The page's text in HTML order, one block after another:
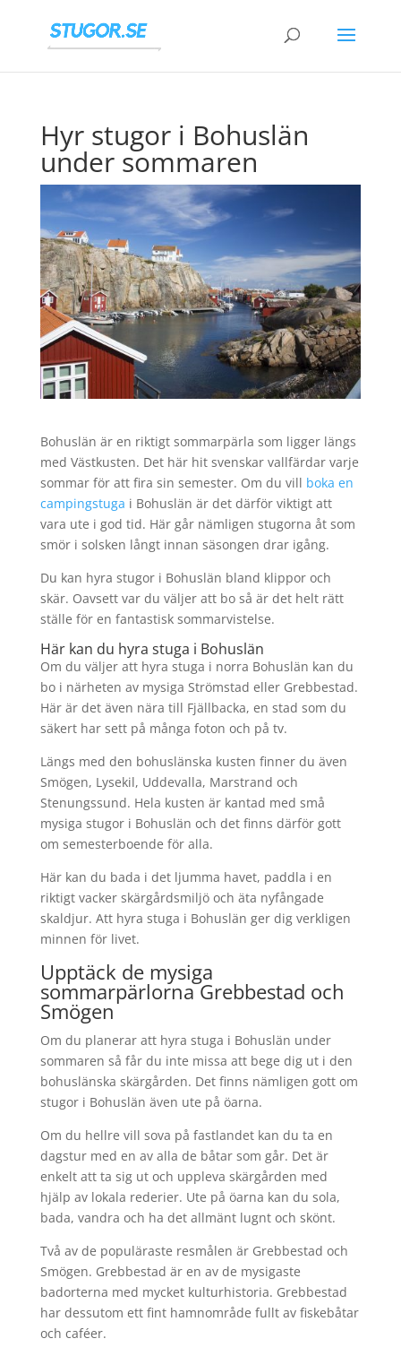
Hyr stugor i Bohuslän
under sommaren
Bohuslän är en riktigt sommarpärla som ligger längs
med Västkusten. Det här hit svenskar vallfärdar varje
sommar för att fira sin semester. Om du vill boka en
campingstuga i Bohuslän är det därför viktigt att
vara ute i god tid. Här går nämligen stugorna åt som
smör i solsken långt innan säsongen drar igång.
Du kan hyra stugor i Bohuslän bland klippor och
skär. Oavsett var du väljer att bo så är det helt rätt
ställe för en fantastisk sommarvistelse.
Här kan du hyra stuga i Bohuslän
Om du väljer att hyra stuga i norra Bohuslän kan du
bo i närheten av mysiga Strömstad eller Grebbestad.
Här är det även nära till Fjällbacka, en stad som du
säkert har sett på många foton och på tv.
Längs med den bohuslänska kusten finner du även
Smögen, Lysekil, Uddevalla, Marstrand och
Stenungssund. Hela kusten är kantad med små
mysiga stugor i Bohuslän och det finns därför gott
om semesterboende för alla.
Här kan du bada i det ljumma havet, paddla i en
riktigt vacker skärgårdsmiljö och äta nyfångade
skaldjur. Att hyra stuga i Bohuslän ger dig verkligen
minnen för livet.
Upptäck de mysiga
sommarpärlorna Grebbestad och
Smögen
Om du planerar att hyra stuga i Bohuslän under
sommaren så får du inte missa att bege dig ut i den
bohuslänska skärgården. Det finns nämligen gott om
stugor i Bohuslän även ute på öarna.
Om du hellre vill sova på fastlandet kan du ta en
dagstur med en av alla de båtar som går. Det är
enkelt att ta sig ut och uppleva skärgården med
hjälp av lokala rederier. Ute på öarna kan du sola,
bada, vandra och ha det allmänt lugnt och skönt.
Två av de populäraste resmålen är Grebbestad och
Smögen. Grebbestad är en av de mysigaste
badorterna med mycket kulturhistoria. Grebbestad
har dessutom ett fint hamnområde fullt av fiskebåtar
och caféer.